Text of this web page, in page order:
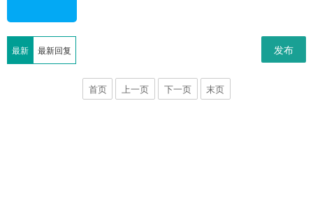
最新 最新回复 发布
首页 上一页 下一页 末页